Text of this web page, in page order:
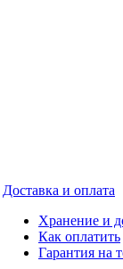
Доставка и оплата
Хранение и
Как оплатить
Гарантия на